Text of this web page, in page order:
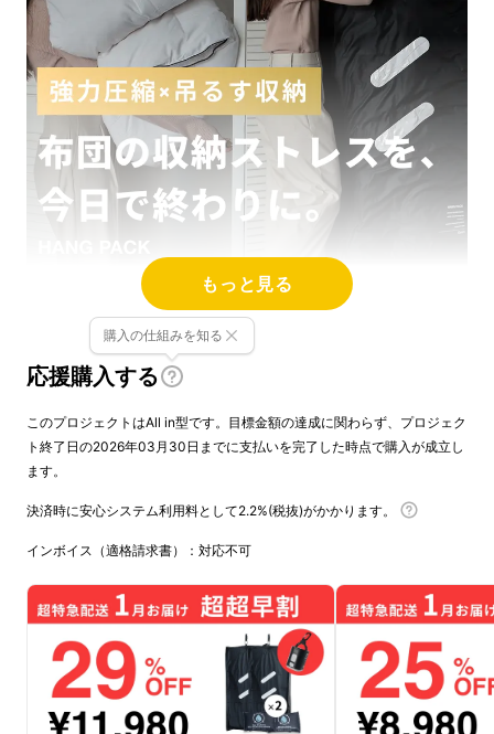
もっと見る
応援購入する
購入の仕組みを知る
このプロジェクトはAll in型です。目標金額の達成に関わらず、プロジェク
ト終了日の2026年03月30日までに支払いを完了した時点で購入が成立し
ます。
決済時に安心システム利用料として2.2%(税抜)がかかります。
インボイス（適格請求書）：対応不可